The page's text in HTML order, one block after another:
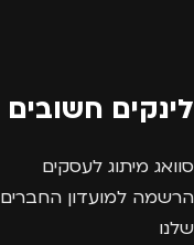
לינקים חשובים
סוואג מיתוג לעסקים
הרשמה למועדון החברים
שלנו